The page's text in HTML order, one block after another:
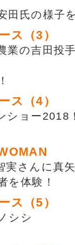
田氏の様子
ス（3）
業の吉田投
ス（4）
ショー2018
実さんに真
を体験！
ス（5）
シシ